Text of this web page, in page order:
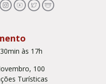
às 17h
100
Turísticas